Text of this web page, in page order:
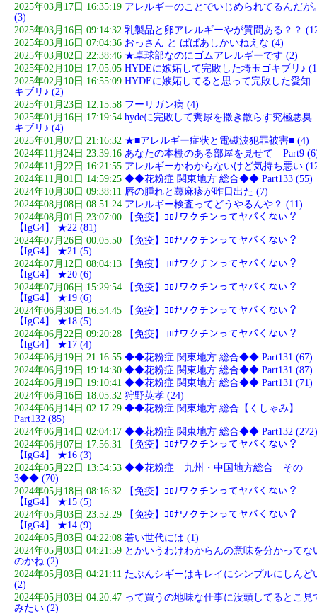
2025年03月17日 16:35:19 アレルギーのことでいじめられてるんだが
(3)
2025年03月16日 09:14:32 乳製品と卵アレルギーやが質問ある？？
2025年03月16日 07:04:36 おっさん と ばばあしかいねえな (4)
2025年03月02日 22:38:46 ★卓球部なのにゴムアレルギーです (2)
2025年02月10日 17:05:05 HYDEに嫉妬して完敗した埼玉ゴキブリ♪
2025年02月10日 16:55:09 HYDEに嫉妬してると思って完敗した愛知
キブリ♪ (2)
2025年01月23日 12:15:58 フーリガン病 (4)
2025年01月16日 17:19:54 hydeに完敗して糞尿を撒き散らす究極悪臭
キブリ♪ (4)
2025年01月07日 21:16:32 ★■アレルギー症状と電磁波犯罪被害■ (4)
2024年11月24日 23:39:16 あなたの本棚のある部屋を見せて Part9
2024年11月22日 16:21:55 アレルギーかわからないけど気持ち悪い
2024年11月01日 14:59:25 ◆◆花粉症 関東地方 総合◆◆ Part133 (55)
2024年10月30日 09:38:11 唇の腫れと蕁麻疹が昨日出た (7)
2024年08月08日 08:51:24 アレルギー検査ってどうやるんや？ (11)
2024年08月01日 23:07:00
【免疫】ｺﾛﾅワクチンってヤバくない？
【IgG4】 ★22 (81)
2024年07月26日 00:05:50
【免疫】ｺﾛﾅワクチンってヤバくない？
【IgG4】 ★21 (5)
2024年07月12日 08:04:13
【免疫】ｺﾛﾅワクチンってヤバくない？
【IgG4】 ★20 (6)
2024年07月06日 15:29:54
【免疫】ｺﾛﾅワクチンってヤバくない？
【IgG4】 ★19 (6)
2024年06月30日 16:54:45
【免疫】ｺﾛﾅワクチンってヤバくない？
【IgG4】 ★18 (5)
2024年06月22日 09:20:28
【免疫】ｺﾛﾅワクチンってヤバくない？
【IgG4】 ★17 (4)
2024年06月19日 21:16:55 ◆◆花粉症 関東地方 総合◆◆ Part131 (67)
2024年06月19日 19:14:30 ◆◆花粉症 関東地方 総合◆◆ Part131 (87)
2024年06月19日 19:10:41 ◆◆花粉症 関東地方 総合◆◆ Part131 (71)
2024年06月16日 18:05:32 狩野英孝 (24)
2024年06月14日 02:17:29 ◆◆花粉症 関東地方 総合【くしゃみ】
Part132 (85)
2024年06月14日 02:04:17 ◆◆花粉症 関東地方 総合◆◆ Part132 (272)
2024年06月07日 17:56:31
【免疫】ｺﾛﾅワクチンってヤバくない？
【IgG4】 ★16 (3)
2024年05月22日 13:54:53 ◆◆花粉症 九州・中国地方総合 その
3◆◆ (70)
2024年05月18日 08:16:32
【免疫】ｺﾛﾅワクチンってヤバくない？
【IgG4】 ★15 (5)
2024年05月03日 23:52:29
【免疫】ｺﾛﾅワクチンってヤバくない？
【IgG4】 ★14 (9)
2024年05月03日 04:22:08 若い世代には (1)
2024年05月03日 04:21:59 とかいうわけわからんの意味を分かってな
のかね (2)
2024年05月03日 04:21:11 たぶんシギーはキレイにシンプルにしんど
(2)
2024年05月03日 04:20:47 って買うの地味な仕事に没頭してるとこ見
みたい (2)